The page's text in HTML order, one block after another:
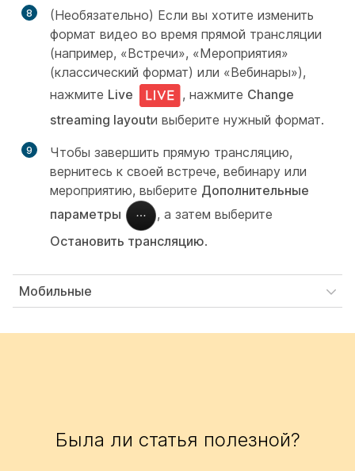
8
(Необязательно) Если вы хотите изменить
формат видео во время прямой трансляции
(например, «Встречи», «Мероприятия»
(классический формат) или «Вебинары»),
нажмите Live , нажмите Change
streaming layoutи выберите нужный формат.
9
Чтобы завершить прямую трансляцию,
вернитесь к своей встрече, вебинару или
мероприятию, выберите Дополнительные
параметры
, а затем выберите
Остановить трансляцию.
Мобильные
Была ли статья полезной?